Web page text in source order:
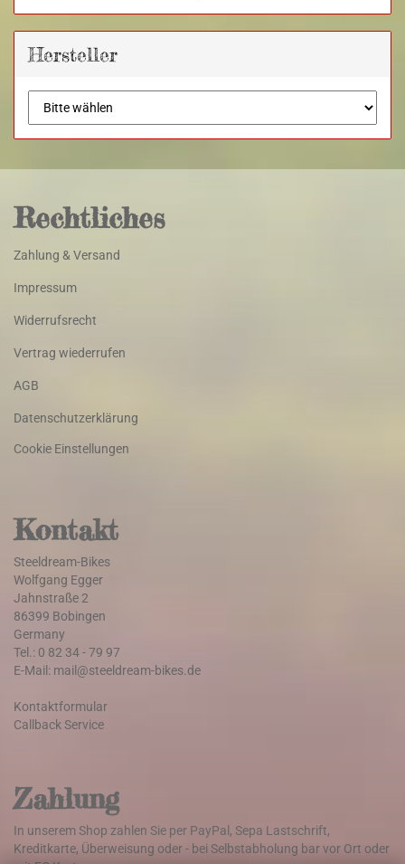
Hersteller
Rechtliches
Zahlung & Versand
Impressum
Widerrufsrecht
Vertrag wiederrufen
AGB
Datenschutzerklärung
Cookie Einstellungen
Kontakt
Steeldream-Bikes
Wolfgang Egger
Jahnstraße 2
86399 Bobingen
Germany
Tel.: 0 82 34 - 79 97
E-Mail: mail@steeldream-bikes.de
Kontaktformular
Callback Service
Zahlung
In unserem Shop zahlen Sie per PayPal, Sepa Lastschrift,
Kreditkarte, Überweisung oder - bei Selbstabholung bar vor Ort oder